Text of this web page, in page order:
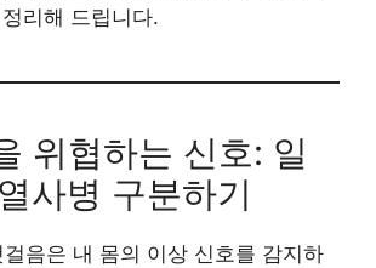
리해 드립니다.
위협하는 신호: 일
사병 구분하기
음은 내 몸의 이상 신호를 감지하